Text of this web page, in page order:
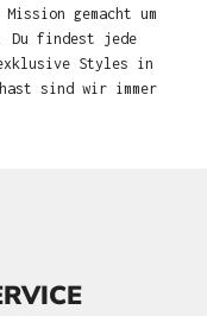
gemacht um
Du findest jede
Styles in
hast sind wir immer